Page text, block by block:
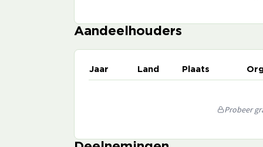
Aandeelhouders
Jaar Land Plaats
Probeer